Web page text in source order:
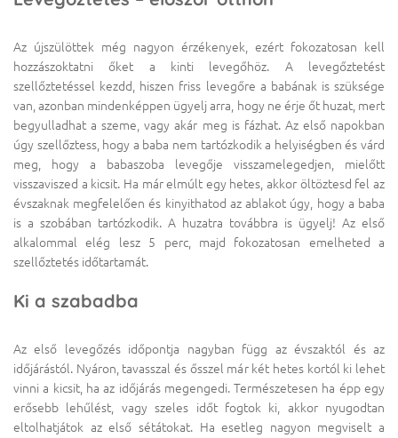
Az újszülöttek még nagyon érzékenyek, ezért fokozatosan kell
hozzászoktatni őket a kinti levegőhöz. A levegőztetést
szellőztetéssel kezdd, hiszen friss levegőre a babának is szüksége
van, azonban mindenképpen ügyelj arra, hogy ne érje őt huzat, mert
begyulladhat a szeme, vagy akár meg is fázhat. Az első napokban
úgy szellőztess, hogy a baba nem tartózkodik a helyiségben és várd
meg, hogy a babaszoba levegője visszamelegedjen, mielőtt
visszaviszed a kicsit. Ha már elmúlt egy hetes, akkor öltöztesd fel az
évszaknak megfelelően és kinyithatod az ablakot úgy, hogy a baba
is a szobában tartózkodik. A huzatra továbbra is ügyelj! Az első
alkalommal elég lesz 5 perc, majd fokozatosan emelheted a
szellőztetés időtartamát.
Ki a szabadba
Az első levegőzés időpontja nagyban függ az évszaktól és az
időjárástól. Nyáron, tavasszal és ősszel már két hetes kortól ki lehet
vinni a kicsit, ha az időjárás megengedi. Természetesen ha épp egy
erősebb lehűlést, vagy szeles időt fogtok ki, akkor nyugodtan
eltolhatjátok az első sétátokat. Ha esetleg nagyon megviselt a